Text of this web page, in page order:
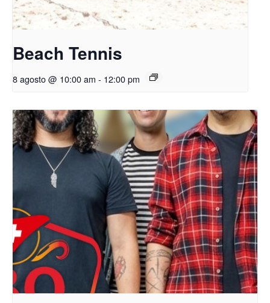
Beach Tennis
8 agosto @ 10:00 am - 12:00 pm